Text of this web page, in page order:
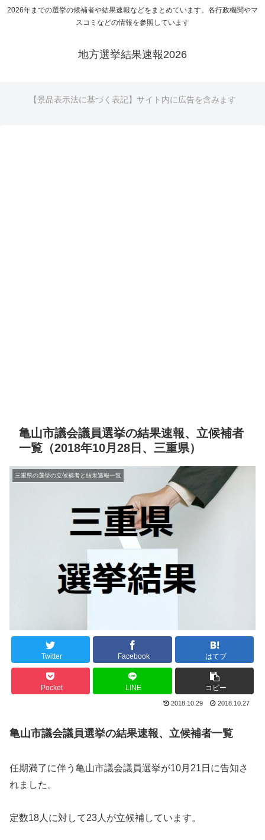
2026年までの選挙の候補者や結果速報などをまとめています。各行政機関やマ
スコミなどの情報を参照しています
地方選挙結果速報2026
【景品表示法に基づく表記】サイト内に広告を含みます
亀山市議会議員選挙の結果速報、立候補者
一覧（2018年10月28日、三重県）
三重県の選挙の立候補者と結果速報一覧
Twitter Facebook はてブ
Pocket LINE コピー
2018.10.29 2018.10.27
亀山市議会議員選挙の結果速報、立候補者一覧
任期満了に伴う亀山市議会議員選挙が10月21日に告知さ
れました。
定数18人に対して23人が立候補しています。